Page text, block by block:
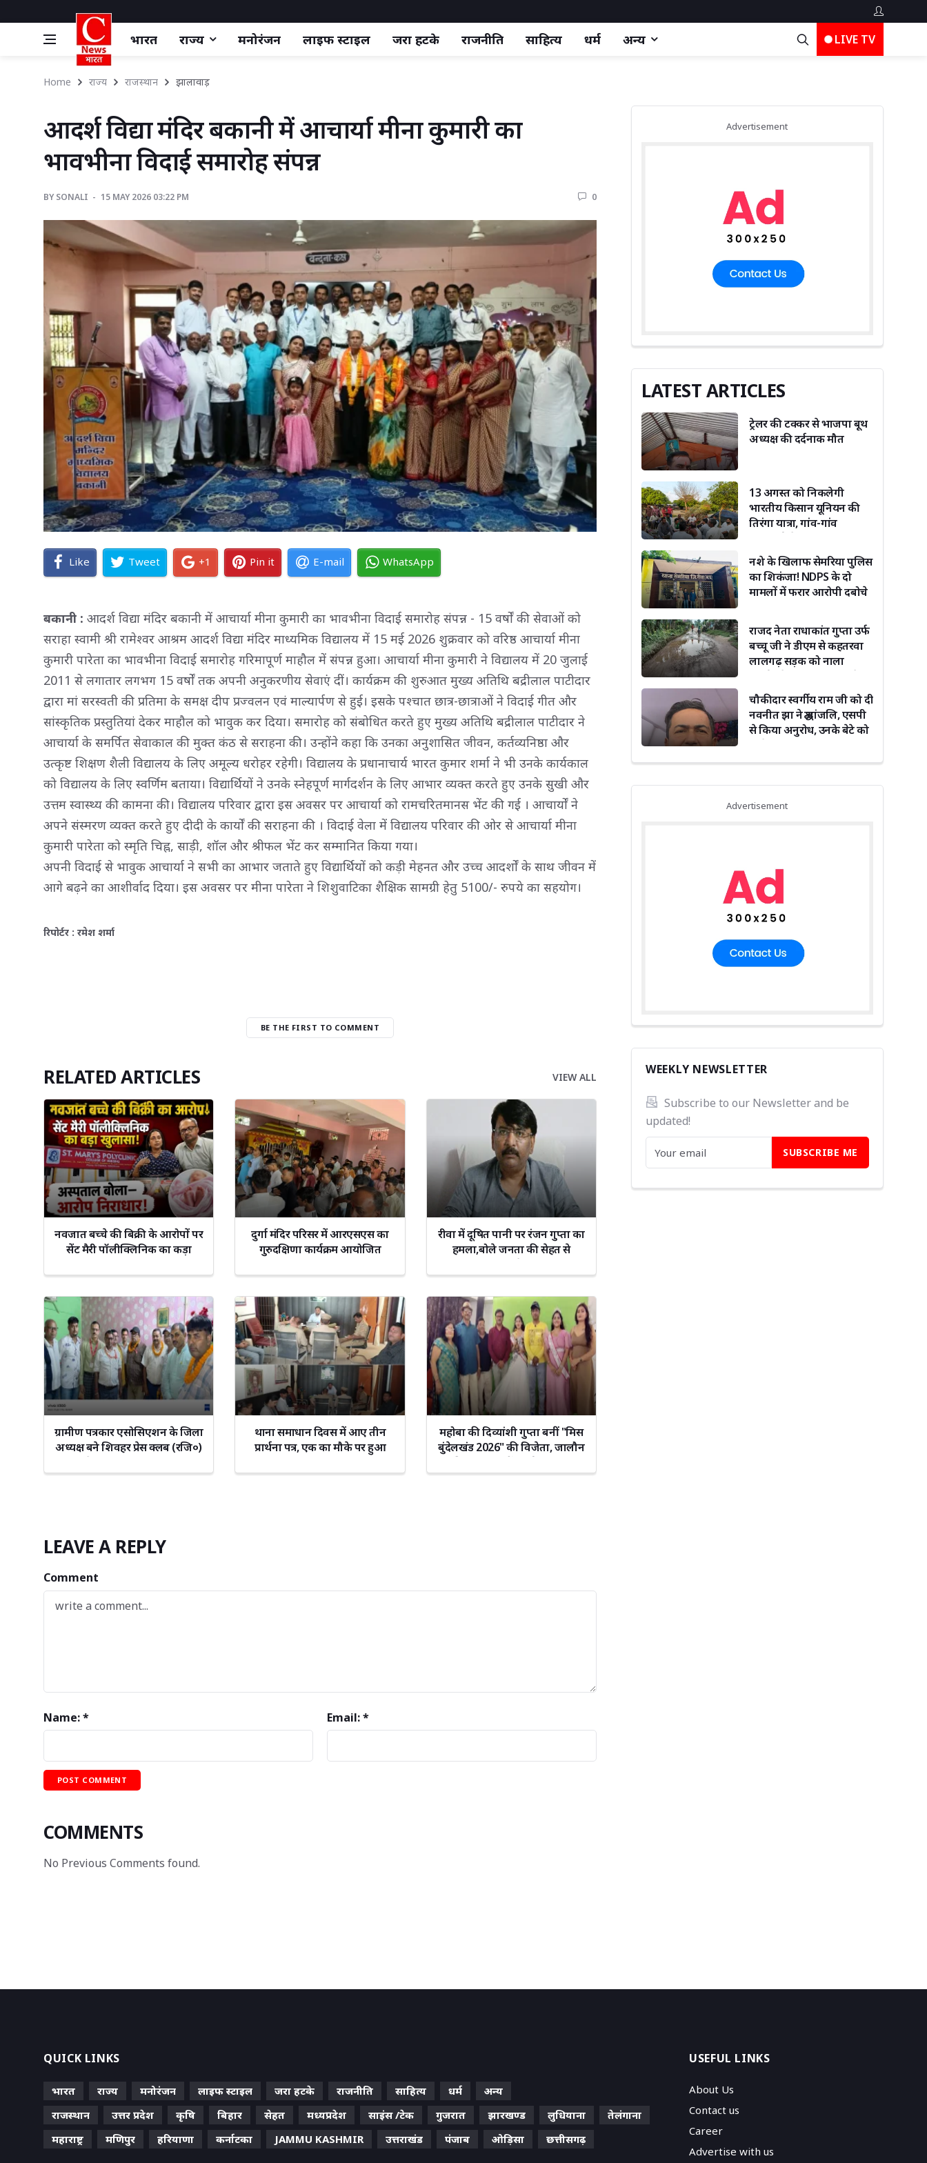
भारत राज्य मनोरंजन लाइफ स्‍टाइल जरा हटके राजनीति साहित्य धर्म अन्य LIVE TV
Home राज्य राजस्थान झालावाड़
आदर्श विद्या मंदिर बकानी में आचार्या मीना कुमारी का
भावभीना विदाई समारोह संपन्न
BY SONALI 15 MAY 2026 03:22 PM 0
Like Tweet +1 Pin it E-mail WhatsApp
बकानी : आदर्श विद्या मंदिर बकानी में आचार्या मीना कुमारी का भावभीना विदाई समारोह संपन्न - 15 वर्षों की सेवाओं को
सराहा स्वामी श्री रामेश्वर आश्रम आदर्श विद्या मंदिर माध्यमिक विद्यालय में 15 मई 2026 शुक्रवार को वरिष्ठ आचार्या मीना
कुमारी पारेता का भावभीना विदाई समारोह गरिमापूर्ण माहौल में संपन्न हुआ। आचार्या मीना कुमारी ने विद्यालय में 20 जुलाई
2011 से लगातार लगभग 15 वर्षों तक अपनी अनुकरणीय सेवाएं दीं। कार्यक्रम की शुरुआत मुख्य अतिथि बद्रीलाल पाटीदार
द्वारा मां सरस्वती की प्रतिमा के समक्ष दीप प्रज्वलन एवं माल्यार्पण से हुई। इसके पश्चात छात्र-छात्राओं ने विदाई गीत और
सांस्कृतिक प्रस्तुतियां देकर माहौल को भावुक कर दिया। समारोह को संबोधित करते हुए मुख्य अतिथि बद्रीलाल पाटीदार ने
आचार्या के समर्पित सेवाकाल की मुक्त कंठ से सराहना की। उन्होंने कहा कि उनका अनुशासित जीवन, कर्तव्यनिष्ठा और
उत्कृष्ट शिक्षण शैली विद्यालय के लिए अमूल्य धरोहर रहेगी। विद्यालय के प्रधानाचार्य भारत कुमार शर्मा ने भी उनके कार्यकाल
को विद्यालय के लिए स्वर्णिम बताया। विद्यार्थियों ने उनके स्नेहपूर्ण मार्गदर्शन के लिए आभार व्यक्त करते हुए उनके सुखी और
उत्तम स्वास्थ्य की कामना की। विद्यालय परिवार द्वारा इस अवसर पर आचार्या को रामचरितमानस भेंट की गई । आचार्यों ने
अपने संस्मरण व्यक्त करते हुए दीदी के कार्यों की सराहना की । विदाई वेला में विद्यालय परिवार की ओर से आचार्या मीना
कुमारी पारेता को स्मृति चिह्न, साड़ी, शॉल और श्रीफल भेंट कर सम्मानित किया गया।
अपनी विदाई से भावुक आचार्या ने सभी का आभार जताते हुए विद्यार्थियों को कड़ी मेहनत और उच्च आदर्शों के साथ जीवन में
आगे बढ़ने का आशीर्वाद दिया। इस अवसर पर मीना पारेता ने शिशुवाटिका शैक्षिक सामग्री हेतु 5100/- रुपये का सहयोग।
रिपोर्टर : रमेश शर्मा
BE THE FIRST TO COMMENT
RELATED ARTICLES VIEW ALL
नवजात बच्चे की बिक्री के आरोपों पर
सेंट मैरी पॉलीक्लिनिक का कड़ा
दुर्गा मंदिर परिसर में आरएसएस का
गुरुदक्षिणा कार्यक्रम आयोजित
रीवा में दूषित पानी पर रंजन गुप्ता का
हमला,बोले जनता की सेहत से
ग्रामीण पत्रकार एसोसिएशन के जिला
अध्यक्ष बने शिवहर प्रेस क्लब (रजि०)
थाना समाधान दिवस में आए तीन
प्रार्थना पत्र, एक का मौके पर हुआ
महोबा की दिव्यांशी गुप्ता बनीं "मिस
बुंदेलखंड 2026" की विजेता, जालौन
LEAVE A REPLY
Comment
Name: * Email: *
COMMENTS
No Previous Comments found.
Advertisement
LATEST ARTICLES
ट्रेलर की टक्कर से भाजपा बूथ
अध्यक्ष की दर्दनाक मौत
13 अगस्त को निकलेगी
भारतीय किसान यूनियन की
तिरंगा यात्रा, गांव-गांव
नशे के खिलाफ सेमरिया पुलिस
का शिकंजा! NDPS के दो
मामलों में फरार आरोपी दबोचे
राजद नेता राधाकांत गुप्ता उर्फ
बच्चू जी ने डीएम से कहतरवा
लालगढ़ सड़क को नाला
किया अनुरोध
चौकीदार स्वर्गीय राम जी को दी
नवनीत झा ने श्रद्धांजलि, एसपी
से किया अनुरोध, उनके बेटे को
Advertisement
WEEKLY NEWSLETTER
Subscribe to our Newsletter and be
updated!
QUICK LINKS
भारत राज्य मनोरंजन लाइफ स्‍टाइल जरा हटके राजनीति साहित्य धर्म
अन्य
राजस्थान
उत्तर प्रदेश कृषि बिहार सेहत मध्यप्रदेश साइंस /टेक गुजरात झारखण्ड लुधियाना
तेलंगाना
महाराष्ट्र
मणिपुर हरियाणा कर्नाटका JAMMU KASHMIR उत्तराखंड पंजाब ओड़िसा छत्तीसगढ़
USEFUL LINKS
About Us
Contact us
Career
Advertise with us